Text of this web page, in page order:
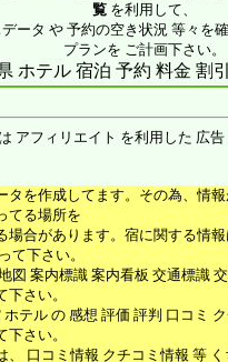
覧 を利用して、
ータ や 予約の空き状況 等々を
プランを ご計画下さい。
アフィリエイト を利用した 広告
タを作成してます。その為、情
てる場所を
場合があります。宿に関する情
て下さい。
図 案内標識 案内看板 交通標識
下さい。
ホテル の 感想 評価 評判 口コミ
下さい。
、 口コミ情報 クチコミ情報 等 く